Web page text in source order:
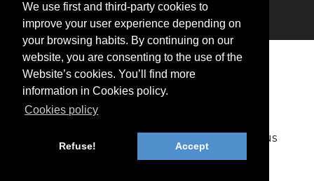
We use first and third-party cookies to
improve your user experience depending on
your browsing habits. By continuing on our
website, you are consenting to the use of the
Website’s cookies. You’ll find more
information in Cookies policy.
Cookies policy
Refuse! Accept
Contact
Copyright © 2009-2026 BookinBudapest | Tous